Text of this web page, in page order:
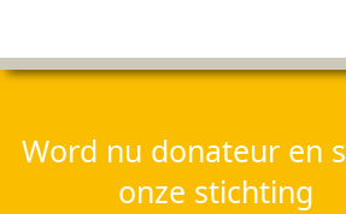
Word nu donateur en
onze stichting